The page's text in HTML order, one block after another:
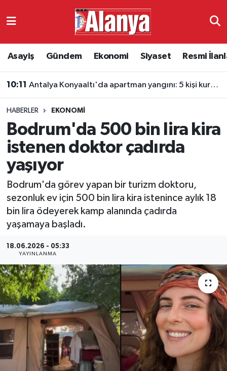
Asayiş Gündem Ekonomi Siyaset Resmi
10:11 Antalya Konyaaltı'da apartman yangını: 5 kişi kurtarıldı
HABERLER EKONOMI
Bodrum'da 500 bin lira kira
istenen doktor çadırda
yaşıyor
Bodrum'da görev yapan bir turizm doktoru,
sezonluk ev için 500 bin lira kira istenince aylık 18
bin lira ödeyerek kamp alanında çadırda
yaşamaya başladı.
18.06.2026 - 05:33
YAYINLANMA
Ekonomi
Resmi İlanlar
Alanyaspor
Turizm
E-Gazete
Antalya Namaz Vakitleri
Süper Lig Puan Durumu ve Fikstür
Tüm Manşetler
Son Dakika Haberleri
Haber Arşivi